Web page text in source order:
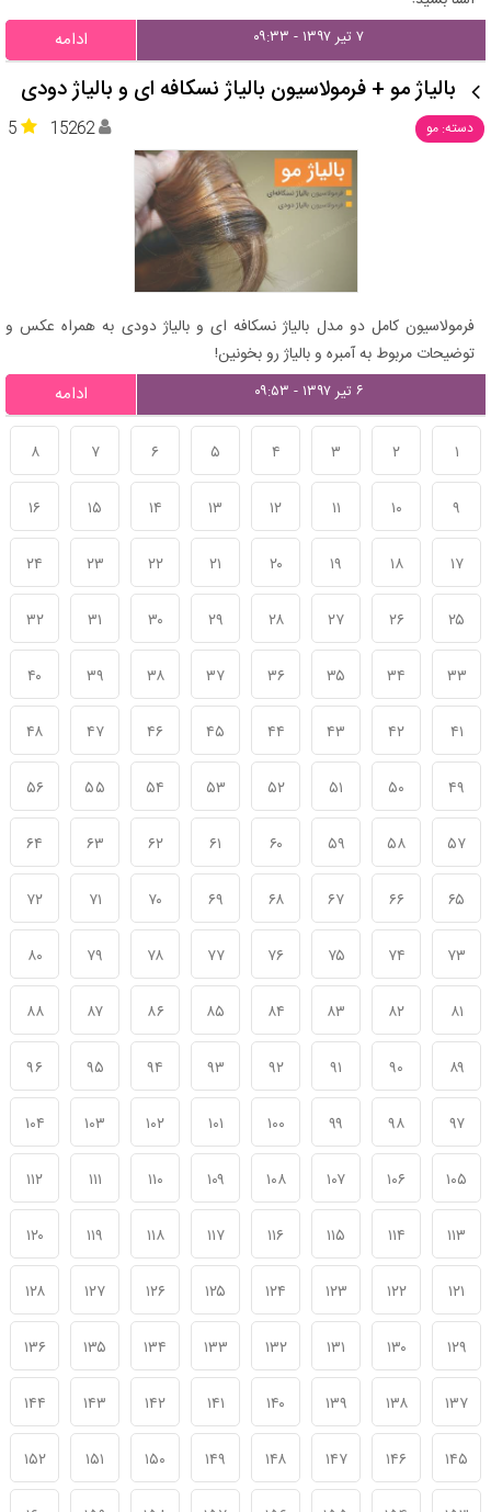
۷ تیر ۱۳۹۷ - ۰۹:۳۳ ادامه
بالیاژ مو + فرمولاسیون بالیاژ نسکافه ای و بالیاژ دودی
دسته: مو 5 15262
فرمولاسیون کامل دو مدل بالیاژ نسکافه ای و بالیاژ دودی به همراه عکس و
توضیحات مربوط به آمبره و بالیاژ رو بخونین!
۶ تیر ۱۳۹۷ - ۰۹:۵۳ ادامه
۱ ۲ ۳ ۴ ۵ ۶ ۷ ۸
۹ ۱۰ ۱۱ ۱۲ ۱۳ ۱۴ ۱۵ ۱۶
۱۷ ۱۸ ۱۹ ۲۰ ۲۱ ۲۲ ۲۳ ۲۴
۲۵ ۲۶ ۲۷ ۲۸ ۲۹ ۳۰ ۳۱ ۳۲
۳۳ ۳۴ ۳۵ ۳۶ ۳۷ ۳۸ ۳۹ ۴۰
۴۱ ۴۲ ۴۳ ۴۴ ۴۵ ۴۶ ۴۷ ۴۸
۴۹ ۵۰ ۵۱ ۵۲ ۵۳ ۵۴ ۵۵ ۵۶
۵۷ ۵۸ ۵۹ ۶۰ ۶۱ ۶۲ ۶۳ ۶۴
۶۵ ۶۶ ۶۷ ۶۸ ۶۹ ۷۰ ۷۱ ۷۲
۷۳ ۷۴ ۷۵ ۷۶ ۷۷ ۷۸ ۷۹ ۸۰
۸۱ ۸۲ ۸۳ ۸۴ ۸۵ ۸۶ ۸۷ ۸۸
۸۹ ۹۰ ۹۱ ۹۲ ۹۳ ۹۴ ۹۵ ۹۶
۹۷ ۹۸ ۹۹ ۱۰۰ ۱۰۱ ۱۰۲ ۱۰۳ ۱۰۴
۱۰۵ ۱۰۶ ۱۰۷ ۱۰۸ ۱۰۹ ۱۱۰ ۱۱۱ ۱۱۲
۱۱۳ ۱۱۴ ۱۱۵ ۱۱۶ ۱۱۷ ۱۱۸ ۱۱۹ ۱۲۰
۱۲۱ ۱۲۲ ۱۲۳ ۱۲۴ ۱۲۵ ۱۲۶ ۱۲۷ ۱۲۸
۱۲۹ ۱۳۰ ۱۳۱ ۱۳۲ ۱۳۳ ۱۳۴ ۱۳۵ ۱۳۶
۱۳۷ ۱۳۸ ۱۳۹ ۱۴۰ ۱۴۱ ۱۴۲ ۱۴۳ ۱۴۴
۱۴۵ ۱۴۶ ۱۴۷ ۱۴۸ ۱۴۹ ۱۵۰ ۱۵۱ ۱۵۲